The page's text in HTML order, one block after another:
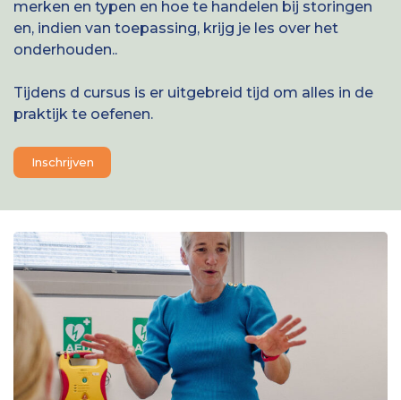
merken en typen en hoe te handelen bij storingen
en, indien van toepassing, krijg je les over het
onderhouden..
Tijdens d cursus is er uitgebreid tijd om alles in de
praktijk te oefenen.
Inschrijven